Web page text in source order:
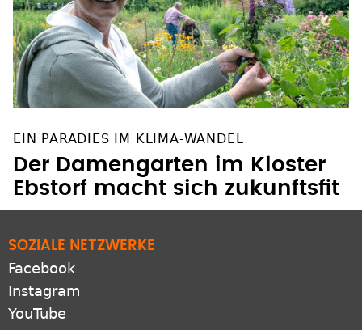
Der Damengarten im Kloster
Ebstorf macht sich zukunftsfit
Facebook
Instagram
YouTube
Pinterest